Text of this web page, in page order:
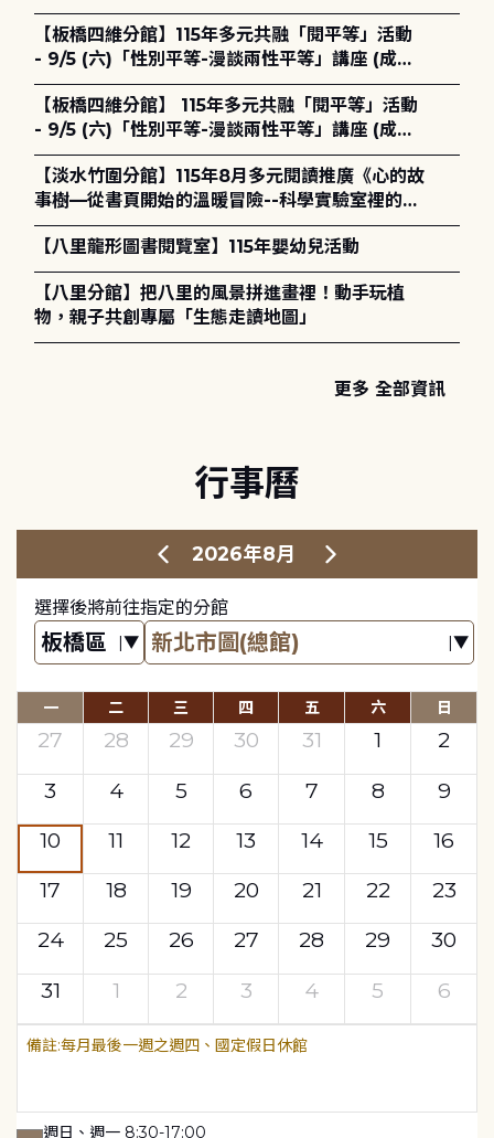
【板橋四維分館】115年多元共融「閱平等」活動
- 9/5 (六)「性別平等-漫談兩性平等」講座 (成人
講座) ◎ 8/1 (六) 14:00 開始報名
【板橋四維分館】 115年多元共融「閱平等」活動
- 9/5 (六)「性別平等-漫談兩性平等」講座 (成人
講座) ◎ 8/1 (六) 14:00 開始報名
【淡水竹圍分館】115年8月多元閱讀推廣《心的故
事樹—從書頁開始的溫暖冒險--科學實驗室裡的放
電章魚》
【八里龍形圖書閱覽室】115年嬰幼兒活動
【八里分館】把八里的風景拼進畫裡！動手玩植
物，親子共創專屬「生態走讀地圖」
更多 全部資訊
行事曆
2026年8月
選擇後將前往指定的分館
一 二 三 四 五 六 日
27 28 29 30 31 1
2
3
4 5 6 7 8
9
10
11 12 13 14 15
16
17
18 19 20 21 22
23
24
25 26 27 28 29
30
31
1 2 3 4 5 6
每月最後一週之週四、國定假日休館
週日、週一 8:30-17:00